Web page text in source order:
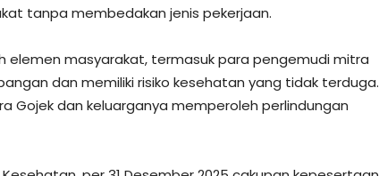
tanpa membedakan jenis pekerjaan.
elemen masyarakat, termasuk para pengemudi mitra
dan memiliki risiko kesehatan yang tidak terduga.
Gojek dan keluarganya memperoleh perlindungan